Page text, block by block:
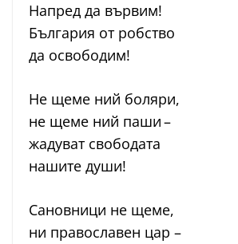
Напред да вървим!
България от робство
да освободим!
Не щеме ний боляри,
не щеме ний паши –
жадуват свободата
нашите души!
Сановници не щеме,
ни православен цар –